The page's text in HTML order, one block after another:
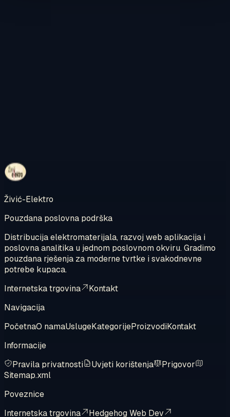
Pregledajte internetsku trgovinu
Živić-Elektro
Pouzdana poslovna podrška
Distribucija elektromaterijala, razvoj web aplikacija i
poslovna analitika u jednom poslovnom okviru. Gradimo
pouzdana rješenja za moderne tvrtke i svakodnevne
potrebe kupaca.
Internetska trgovina
Kontakt
Navigacija
PočetnaO namaUslugeKategorijeProizvodiKontakt
Informacije
Pravila privatnosti
Uvjeti korištenja
Prigovor
Sitemap.xml
Poveznice
Internetska trgovina
Hedgehog Web Dev